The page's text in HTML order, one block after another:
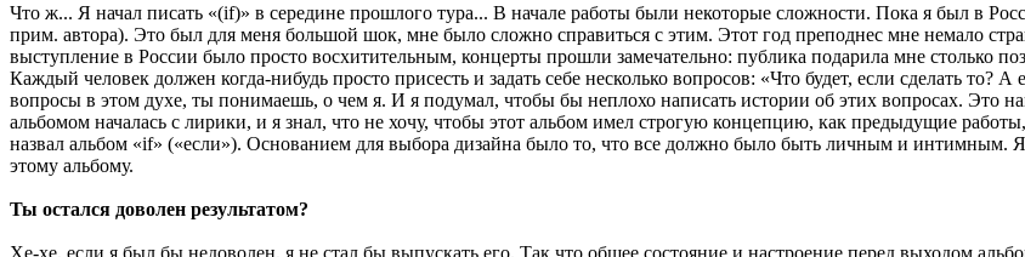
Что ж... Я начал писать «(if)» в середине прошлого тура... В начале работы были некоторые сложности. Пока я был в
прим. автора). Это был для меня большой шок, мне было сложно справиться с этим. Этот год преподнес мне немало
выступление в России было просто восхитительным, концерты прошли замечательно: публика подарила мне столько
Каждый человек должен когда-нибудь просто присесть и задать себе несколько вопросов: «Что будет, если сделать
вопросы в этом духе, ты понимаешь, о чем я. И я подумал, чтобы бы неплохо написать истории об этих вопросах. Это
альбомом началась с лирики, и я знал, что не хочу, чтобы этот альбом имел строгую концепцию, как предыдущие
назвал альбом «if» («если»). Основанием для выбора дизайна было то, что все должно было быть личным и интимным. Я
этому альбому.
Ты остался доволен результатом?
Хе-хе, если я был бы недоволен, я не стал бы выпускать его. Так что общее состояние и настроение перед выходом